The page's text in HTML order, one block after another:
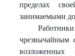
пределах
занимаемыми
чрезвычайным